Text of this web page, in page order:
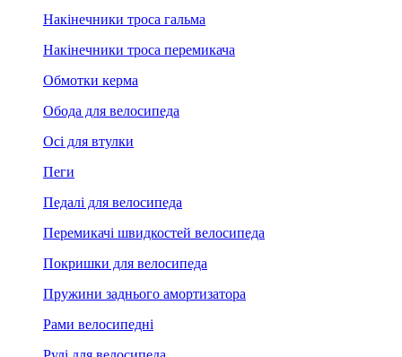
Накінечники троса гальма
Накінечники троса перемикача
Обмотки керма
Обода для велосипеда
Осі для втулки
Пеги
Педалі для велосипеда
Перемикачі швидкостей велосипеда
Покришки для велосипеда
Пружини заднього амортизатора
Рами велосипедні